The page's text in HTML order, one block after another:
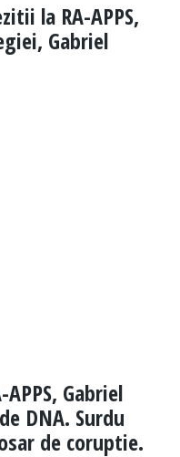
la RA-APPS,
Gabriel
APPS, Gabriel
DNA. Surdu
de coruptie.